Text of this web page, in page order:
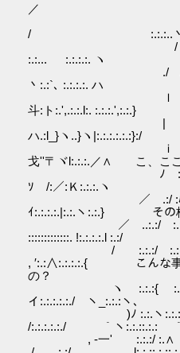
／
/ :.:.:..丶
/ / /
:.:... :.:.:.:. ヽ
./ / l .:.l:
丶:.:`､ :.:.:.:. ハ
ｌ l | .!.{
斗:ト:.',.:.:.l:. :.:.:.',:.:.}
| | l.:l厶.:
ハ.:l_}ヽ..}ヽ|:.:.:.:.:.:}:/
ｉ i :V _ヾ
戈''〒ヾl:.:.:.／∧ こ、ここ
ﾉ :∧. :ヽ ,ｨ
ｿ /:／:Ｋ:.:.:.ヽ
／ .:/ :ﾊ
ｲ:.:.:.:.|:.:.ヽ:.:.} その格
／ ..:.:/ :.:.:ﾍ. :
:::::::::::::. !:.:.:.:.l :.:/
/ :.:.:/
, ′:.:∧:.:.:.:.{ こんな事を
の？
ヽ :.:.:{
イ:.:.:.:.:./ ヽ_:.:.:ヽ､
)ﾉ :.:.ヽ:.:.:.j !
/:.:.:.:.:./ ｀ヽ:.:.::.:.:￣
, -一' :.:.:/ :.∧